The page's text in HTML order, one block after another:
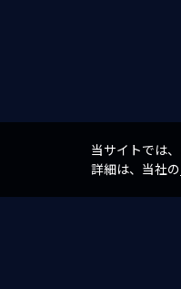
当サイトでは
詳細は、当社の